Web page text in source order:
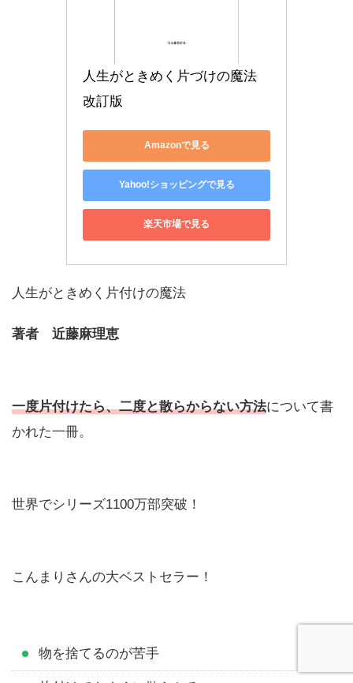
人生がときめく片づけの魔法
改訂版
Amazonで見る
Yahoo!ショッピングで見る
楽天市場で見る
人生がときめく片付けの魔法
著者 近藤麻理恵
一度片付けたら、二度と散らからない方法について書
かれた一冊。
世界でシリーズ1100万部突破！
こんまりさんの大ベストセラー！
物を捨てるのが苦手